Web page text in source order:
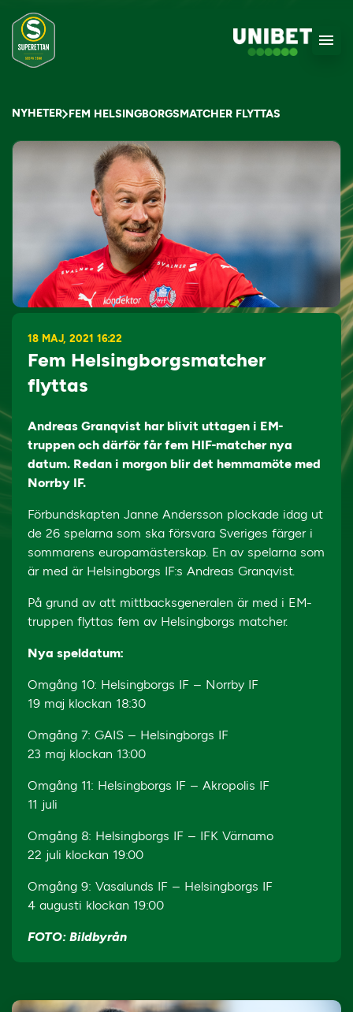
NYHETER FEM HELSINGBORGSMATCHER FLYTTAS
18 MAJ, 2021 16:22
Fem Helsingborgsmatcher
flyttas
Andreas Granqvist har blivit uttagen i EM-
truppen och därför får fem HIF-matcher nya
datum. Redan i morgon blir det hemmamöte med
Norrby IF.
Förbundskapten Janne Andersson plockade idag ut
de 26 spelarna som ska försvara Sveriges färger i
sommarens europamästerskap. En av spelarna som
är med är Helsingborgs IF:s Andreas Granqvist.
På grund av att mittbacksgeneralen är med i EM-
truppen flyttas fem av Helsingborgs matcher.
Nya speldatum:
Omgång 10: Helsingborgs IF – Norrby IF
19 maj klockan 18:30
Omgång 7: GAIS – Helsingborgs IF
23 maj klockan 13:00
Omgång 11: Helsingborgs IF – Akropolis IF
11 juli
Omgång 8: Helsingborgs IF – IFK Värnamo
22 juli klockan 19:00
Omgång 9: Vasalunds IF – Helsingborgs IF
4 augusti klockan 19:00
FOTO: Bildbyrån